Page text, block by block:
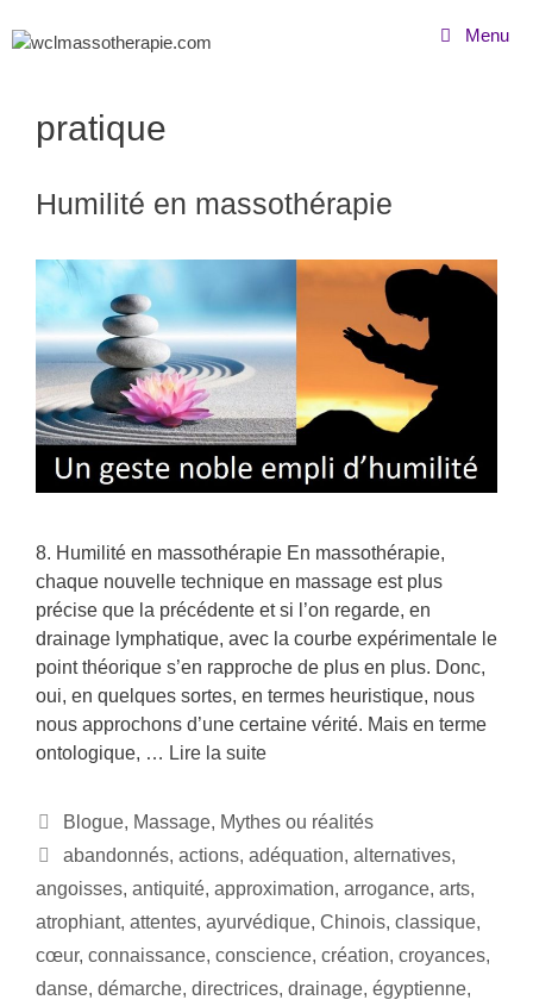
Menu
pratique
Humilité en massothérapie
8. Humilité en massothérapie En massothérapie,
chaque nouvelle technique en massage est plus
précise que la précédente et si l’on regarde, en
drainage lymphatique, avec la courbe expérimentale le
point théorique s’en rapproche de plus en plus. Donc,
oui, en quelques sortes, en termes heuristique, nous
nous approchons d’une certaine vérité. Mais en terme
ontologique, … Lire la suite
Blogue, Massage, Mythes ou réalités
abandonnés, actions, adéquation, alternatives,
angoisses, antiquité, approximation, arrogance, arts,
atrophiant, attentes, ayurvédique, Chinois, classique,
cœur, connaissance, conscience, création, croyances,
danse, démarche, directrices, drainage, égyptienne,